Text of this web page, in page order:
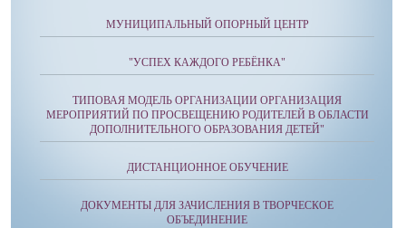
МУНИЦИПАЛЬНЫЙ ОПОРНЫЙ ЦЕНТР
"УСПЕХ КАЖДОГО РЕБЁНКА"
ТИПОВАЯ МОДЕЛЬ ОРГАНИЗАЦИИ ОРГАНИЗАЦИЯ
МЕРОПРИЯТИЙ ПО ПРОСВЕЩЕНИЮ РОДИТЕЛЕЙ В ОБЛАСТИ
ДОПОЛНИТЕЛЬНОГО ОБРАЗОВАНИЯ ДЕТЕЙ"
ДИСТАНЦИОННОЕ ОБУЧЕНИЕ
ДОКУМЕНТЫ ДЛЯ ЗАЧИСЛЕНИЯ В ТВОРЧЕСКОЕ
ОБЪЕДИНЕНИЕ